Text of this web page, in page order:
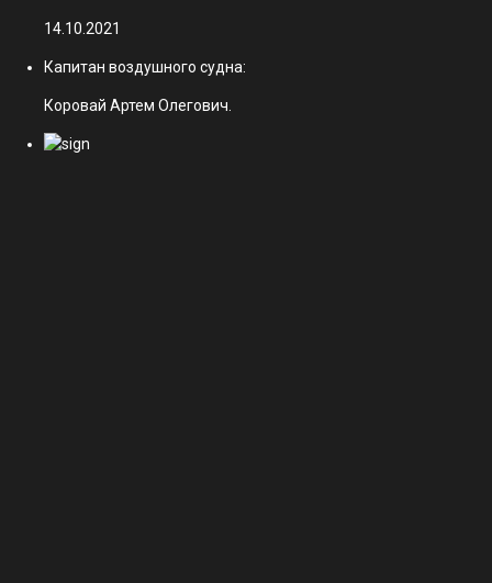
14.10.2021
Капитан воздушного судна:
Коровай Артем Олегович.